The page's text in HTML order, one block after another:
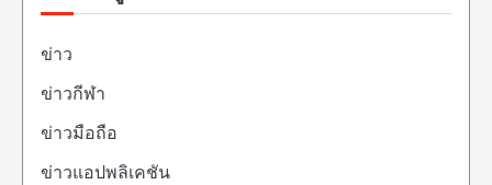
ข่าว
ข่าวกีฬา
ข่าวมือถือ
ข่าวแอปพลิเคชัน